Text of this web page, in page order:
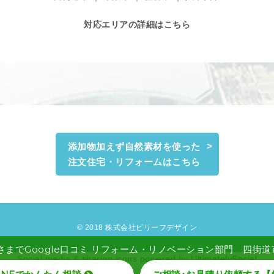
対応エリアの詳細はこちら
添加物加えず自然素材を使った
注文住宅・リフォームはこちら
© 2018 株式会社ビリーフデザイン
Social media & sharing icons powered byUltimatelySocial
までGoogle口コミ リフォーム・リノベーション部門 四街道